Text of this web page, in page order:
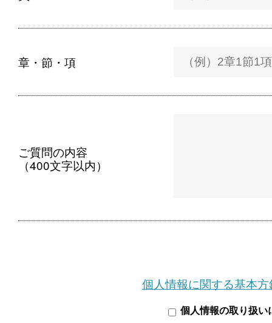
章・節・項
ご質問の内容
（400文字以内）
個人情報に関する基本
個人情報の取り扱い